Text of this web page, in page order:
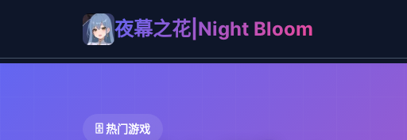
夜幕之花|Night Bloom
🗄️ 热门游戏